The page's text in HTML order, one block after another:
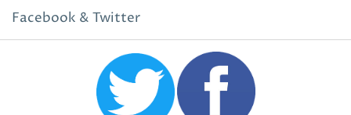
Facebook & Twitter